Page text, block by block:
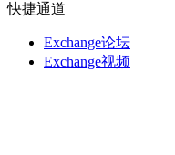
快捷通道
Exchange论坛
Exchange视频